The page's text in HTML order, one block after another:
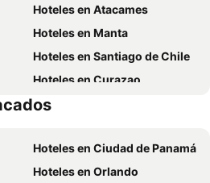
Hoteles en Atacames
Hoteles en Manta
Hoteles en Santiago de Chile
Hoteles en Curazao
Hoteles en Santa Cruz
Hoteles en Ciudad de Panamá
Hoteles en Orlando